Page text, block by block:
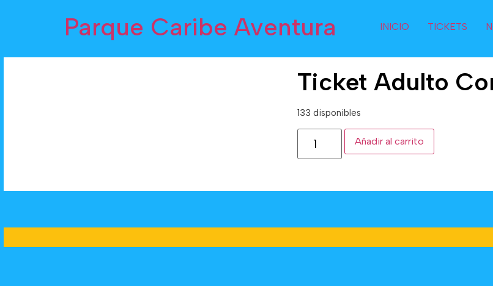
Parque Caribe Aventura INICIO TICKETS
Ticket Adulto
133 disponibles
Añadir al carrito